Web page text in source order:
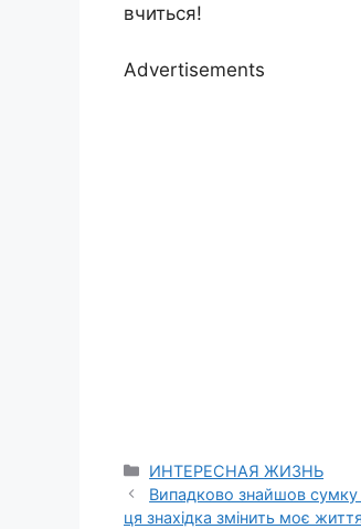
вчиться!
Advertisements
Categories
ИНТЕРЕСНАЯ ЖИЗНЬ
Випадково знайшов сумку
ця знахідка змінить моє